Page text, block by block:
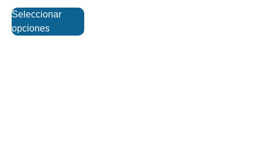
Seleccionar
opciones